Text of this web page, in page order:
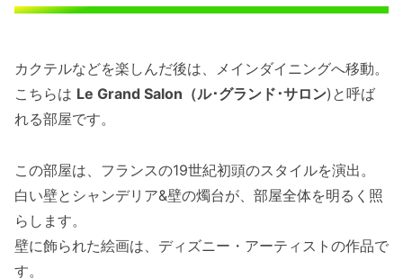
カクテルなどを楽しんだ後は、メインダイニングへ移動。
こちらは Le Grand Salon（ル･グランド･サロン)と呼ば
れる部屋です。
この部屋は、フランスの19世紀初頭のスタイルを演出。
白い壁とシャンデリア&壁の燭台が、部屋全体を明るく照
らします。
壁に飾られた絵画は、ディズニー・アーティストの作品で
す。